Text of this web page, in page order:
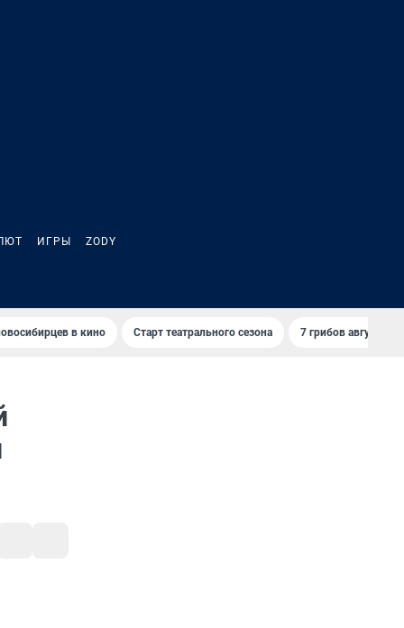
ИГРЫ ZODY
в кино Старт театрального сезона 7 грибов августа